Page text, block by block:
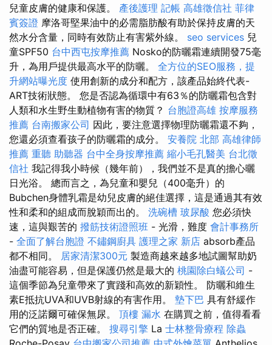
兒童皮膚的健康和保護。 產後護理 記帳 高雄徵信社 菲律
賓簽證 摩洛哥堅果油中的必需脂肪酸有助於保持皮膚的天
然水分含量，同時有效防止有害紫外線。 seo services 兒
童SPF50 台中西屯按摩推薦 Nosko的防曬霜連續開發75毫
升，為用戶提供最高水平的防曬。 全方位的SEO服務，提
升網站曝光度 使用創新的成分和配方，該產品始終代表-
ART技術狀態。 您是否認為循環中有63％的防曬霜包含對
人類和水生野生動植物有害的物質？ 台胞證高雄 按摩服務
推薦 台南搬家公司 因此，要注意選擇物理防曬霜還不夠，
您還必須查看孩子的防曬霜的成分。 安養院 北部 高雄律師
推薦 重聽 助聽器 台中全身按摩推薦 縮小毛孔醫美 台北徵
信社 我記得我小時候（幾年前），我們並不是真的擔心曬
日光浴。 總而言之，為兒童和嬰兒（400毫升）的
Bubchen身體乳霜是幼兒皮膚的絕佳選擇，這是通過其有效
性和柔和的組成而脫穎而出的。 洗碗槽 玻尿酸 您必須快
速，這與艱苦的 撥筋技術證照班 - 光滑，難度 會計事務所
- 全面了解台胞證 不鏽鋼廚具 護理之家 新店 absorb產品
都不相同。 居家清潔300元 製造商越來越多地試圖幫助奶
油盡可能容易，但是保護仍然是最大的 桃園除白蟻公司 -
這個季節為兒童帶來了實踐和高效的新穎性。 防曬和維生
素E抵抗UVA和UVB射線的有害作用。 墊下巴 具有舒緩作
用的泛諾爾可確保無尿。 頂樓 漏水 在購買之前，值得看看
它們的質地是否正確。 搜尋引擎 La 士林整骨療程 除蟲